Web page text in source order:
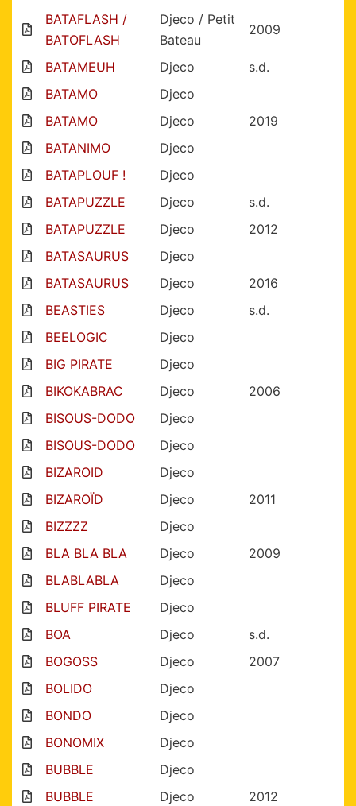
BATAFLASH /
BATOFLASH
Djeco / Petit
Bateau
2009
BATAMEUH Djeco
s.d.
BATAMO
Djeco
BATAMO
Djeco
2019
BATANIMO
Djeco
BATAPLOUF !
Djeco
BATAPUZZLE
Djeco
s.d.
BATAPUZZLE
Djeco
2012
BATASAURUS
Djeco
BATASAURUS
Djeco
2016
BEASTIES
Djeco
s.d.
BEELOGIC
Djeco
BIG PIRATE
Djeco
BIKOKABRAC
Djeco
2006
BISOUS-DODO
Djeco
BISOUS-DODO
Djeco
BIZAROID
Djeco
BIZAROÏD
Djeco
2011
BIZZZZ
Djeco
BLA BLA BLA
Djeco
2009
BLABLABLA
Djeco
BLUFF PIRATE
Djeco
BOA
Djeco
s.d.
BOGOSS
Djeco
2007
BOLIDO
Djeco
BONDO
Djeco
BONOMIX
Djeco
BUBBLE
Djeco
BUBBLE
Djeco
2012